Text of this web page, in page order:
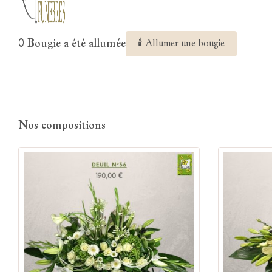
0 Bougie a été allumée 🕯 Allumer une bougie
Nos compositions